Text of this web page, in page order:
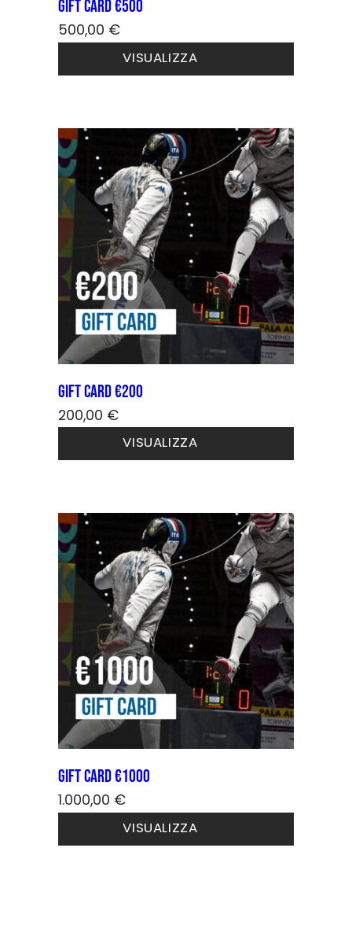
GIFT CARD €500
500,00 €
VISUALIZZA
GIFT CARD €200
200,00 €
VISUALIZZA
GIFT CARD €1000
1.000,00 €
VISUALIZZA